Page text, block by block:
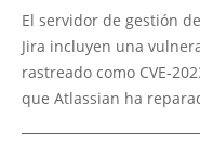
02-
06
El servidor de gestión
Jira incluyen una
rastreado como CVE-
que Atlassian ha